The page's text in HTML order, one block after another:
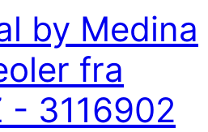
by Medina
fra
- 3116902